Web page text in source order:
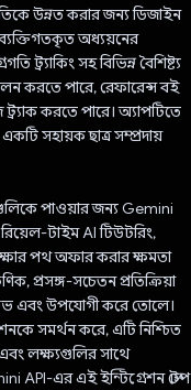
উন্নত করার জন্য ডিজাইন
অধ্যয়নের
ট্র্যাকিং সহ বিভিন্ন বৈশিষ্ট্য
করতে পারে, রেফারেন্স বই
করতে পারে। অ্যাপটিতে
সহায়ক ছাত্র সম্প্রদায়
পাওয়ার জন্য Gemini
টাইম AI টিউটরিং,
পথ অফার করার ক্ষমতা
প্রসঙ্গ-সচেতন প্রতিক্রিয়া
এবং উপযোগী করে তোলে।
সমর্থন করে, এটি নিশ্চিত
এবং লক্ষ্যগুলির সাথে
API-এর এই ইন্টিগ্রেশন স্টেপ